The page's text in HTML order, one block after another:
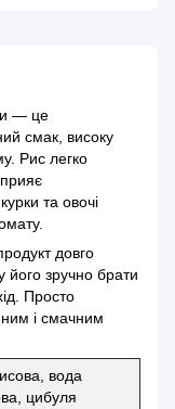
— це
смак, високу
Рис легко
та овочі
довго
його зручно брати
Просто
і смачним
вода
цибуля